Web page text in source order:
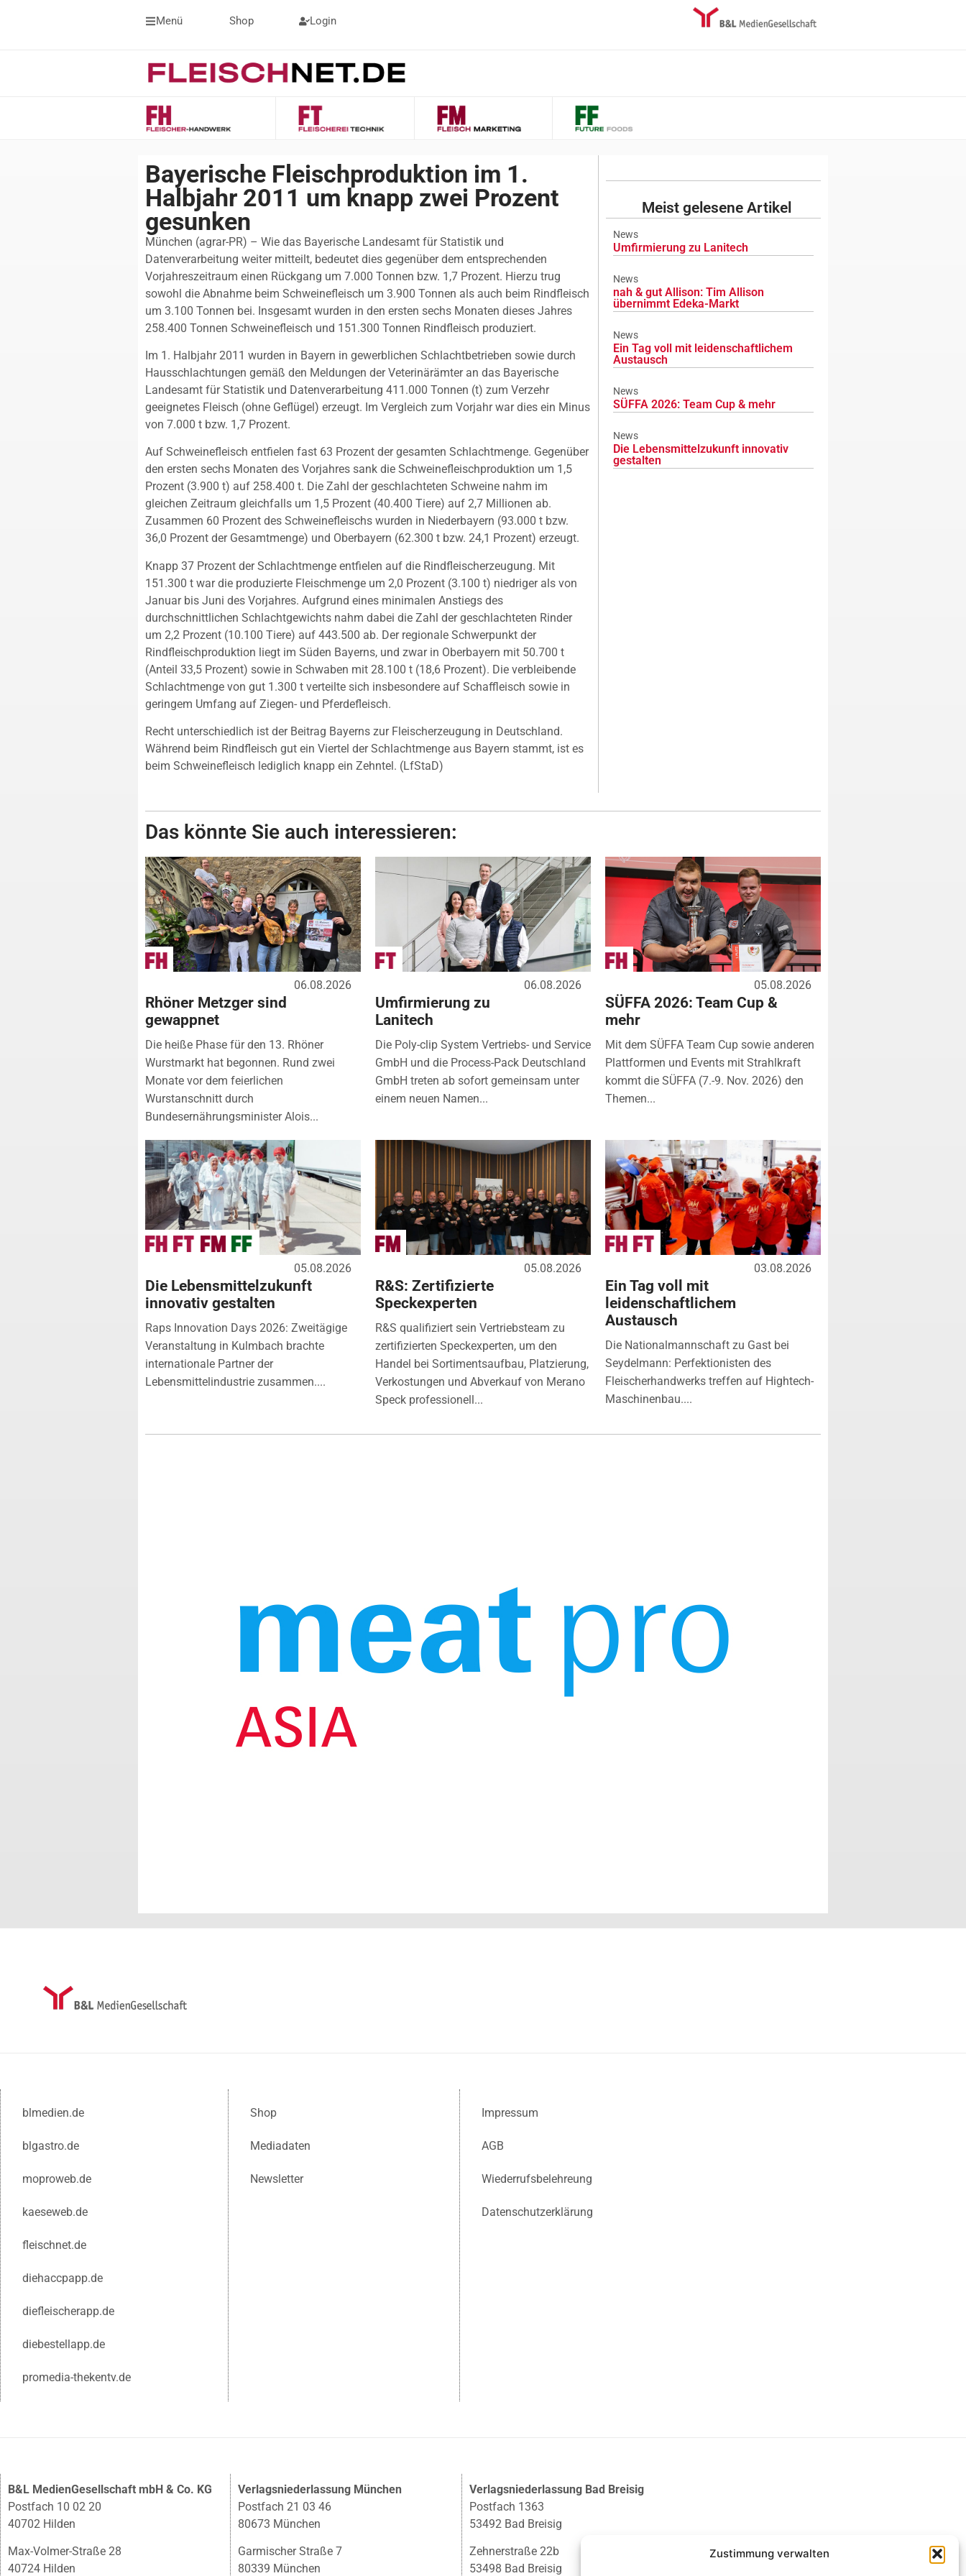
Zustimmung verwalten
Menü Shop Login
Bayerische Fleischproduktion im 1.
Halbjahr 2011 um knapp zwei Prozent
gesunken
München (agrar-PR) – Wie das Bayerische Landesamt für Statistik und
Datenverarbeitung weiter mitteilt, bedeutet dies gegenüber dem entsprechenden
Vorjahreszeitraum einen Rückgang um 7.000 Tonnen bzw. 1,7 Prozent. Hierzu trug
sowohl die Abnahme beim Schweinefleisch um 3.900 Tonnen als auch beim Rindfleisch
um 3.100 Tonnen bei. Insgesamt wurden in den ersten sechs Monaten dieses Jahres
258.400 Tonnen Schweinefleisch und 151.300 Tonnen Rindfleisch produziert.
Im 1. Halbjahr 2011 wurden in Bayern in gewerblichen Schlachtbetrieben sowie durch
Hausschlachtungen gemäß den Meldungen der Veterinärämter an das Bayerische
Landesamt für Statistik und Datenverarbeitung 411.000 Tonnen (t) zum Verzehr
geeignetes Fleisch (ohne Geflügel) erzeugt. Im Vergleich zum Vorjahr war dies ein Minus
von 7.000 t bzw. 1,7 Prozent.
Auf Schweinefleisch entfielen fast 63 Prozent der gesamten Schlachtmenge. Gegenüber
den ersten sechs Monaten des Vorjahres sank die Schweinefleischproduktion um 1,5
Prozent (3.900 t) auf 258.400 t. Die Zahl der geschlachteten Schweine nahm im
gleichen Zeitraum gleichfalls um 1,5 Prozent (40.400 Tiere) auf 2,7 Millionen ab.
Zusammen 60 Prozent des Schweinefleischs wurden in Niederbayern (93.000 t bzw.
36,0 Prozent der Gesamtmenge) und Oberbayern (62.300 t bzw. 24,1 Prozent) erzeugt.
Knapp 37 Prozent der Schlachtmenge entfielen auf die Rindfleischerzeugung. Mit
151.300 t war die produzierte Fleischmenge um 2,0 Prozent (3.100 t) niedriger als von
Januar bis Juni des Vorjahres. Aufgrund eines minimalen Anstiegs des
durchschnittlichen Schlachtgewichts nahm dabei die Zahl der geschlachteten Rinder
um 2,2 Prozent (10.100 Tiere) auf 443.500 ab. Der regionale Schwerpunkt der
Rindfleischproduktion liegt im Süden Bayerns, und zwar in Oberbayern mit 50.700 t
(Anteil 33,5 Prozent) sowie in Schwaben mit 28.100 t (18,6 Prozent). Die verbleibende
Schlachtmenge von gut 1.300 t verteilte sich insbesondere auf Schaffleisch sowie in
geringem Umfang auf Ziegen- und Pferdefleisch.
Recht unterschiedlich ist der Beitrag Bayerns zur Fleischerzeugung in Deutschland.
Während beim Rindfleisch gut ein Viertel der Schlachtmenge aus Bayern stammt, ist es
beim Schweinefleisch lediglich knapp ein Zehntel. (LfStaD)
Meist gelesene Artikel
News
Umfirmierung zu Lanitech
News
nah & gut Allison: Tim Allison
übernimmt Edeka-Markt
News
Ein Tag voll mit leidenschaftlichem
Austausch
News
SÜFFA 2026: Team Cup & mehr
News
Die Lebensmittelzukunft innovativ
gestalten
Das könnte Sie auch interessieren:
06.08.2026
Rhöner Metzger sind
gewappnet
Die heiße Phase für den 13. Rhöner
Wurstmarkt hat begonnen. Rund zwei
Monate vor dem feierlichen
Wurstanschnitt durch
Bundesernährungsminister Alois...
06.08.2026
Umfirmierung zu
Lanitech
Die Poly-clip System Vertriebs- und Service
GmbH und die Process-Pack Deutschland
GmbH treten ab sofort gemeinsam unter
einem neuen Namen...
05.08.2026
SÜFFA 2026: Team Cup &
mehr
Mit dem SÜFFA Team Cup sowie anderen
Plattformen und Events mit Strahlkraft
kommt die SÜFFA (7.-9. Nov. 2026) den
Themen...
05.08.2026
Die Lebensmittelzukunft
innovativ gestalten
Raps Innovation Days 2026: Zweitägige
Veranstaltung in Kulmbach brachte
internationale Partner der
Lebensmittelindustrie zusammen....
05.08.2026
R&S: Zertifizierte
Speckexperten
R&S qualifiziert sein Vertriebsteam zu
zertifizierten Speckexperten, um den
Handel bei Sortimentsaufbau, Platzierung,
Verkostungen und Abverkauf von Merano
Speck professionell...
03.08.2026
Ein Tag voll mit
leidenschaftlichem
Austausch
Die Nationalmannschaft zu Gast bei
Seydelmann: Perfektionisten des
Fleischerhandwerks treffen auf Hightech-
Maschinenbau....
blmedien.de
blgastro.de
moproweb.de
kaeseweb.de
fleischnet.de
diehaccpapp.de
diefleischerapp.de
diebestellapp.de
promedia-thekentv.de
Shop
Mediadaten
Newsletter
Impressum
AGB
Wiederrufsbelehreung
Datenschutzerklärung
B&L MedienGesellschaft mbH & Co. KG
Postfach 10 02 20
40702 Hilden
Max-Volmer-Straße 28
40724 Hilden
Verlagsniederlassung München
Postfach 21 03 46
80673 München
Garmischer Straße 7
80339 München
Verlagsniederlassung Bad Breisig
Postfach 1363
53492 Bad Breisig
Zehnerstraße 22b
53498 Bad Breisig